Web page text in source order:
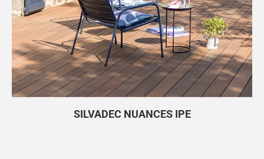
SILVADEC NUANCES IPE